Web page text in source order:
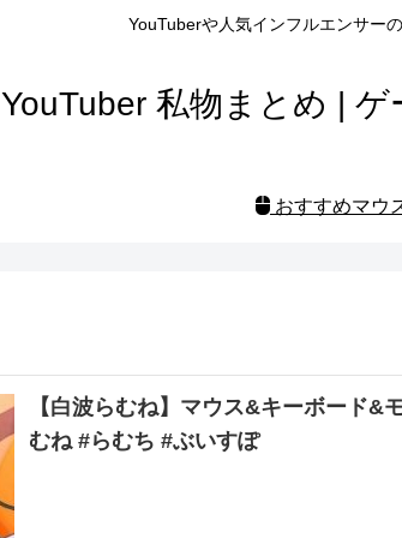
YouTuberや人気インフルエンサー
YouTuber 私物まとめ |
おすすめマウ
【白波らむね】マウス&キーボード&
むね #らむち #ぶいすぽ